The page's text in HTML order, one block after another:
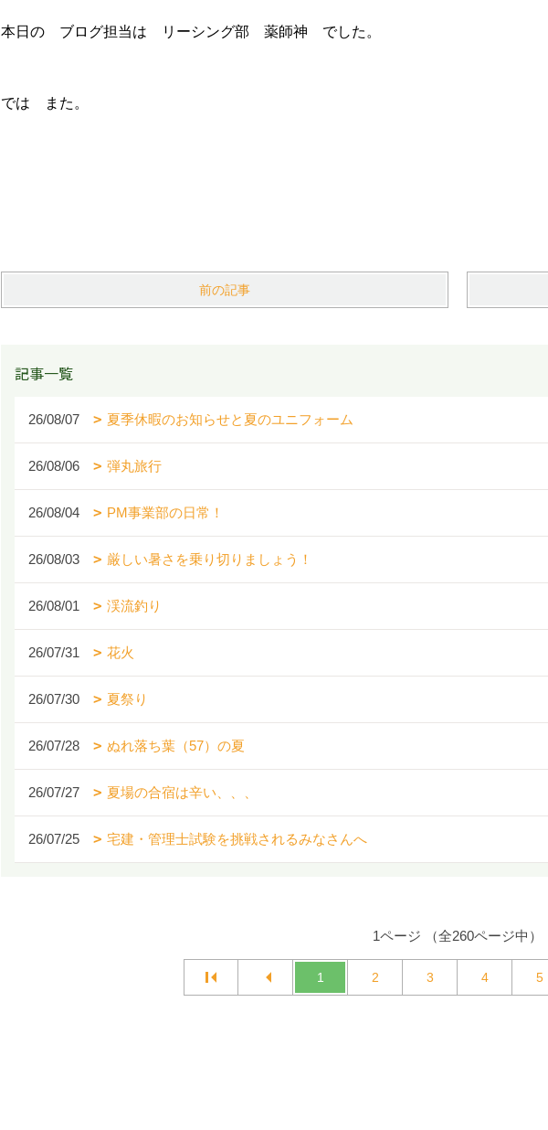
本日の ブログ担当は リーシング部 薬師神 でした。
では また。
前の記事
記事一覧
26/08/07 夏季休暇のお知らせと夏のユニフォーム
26/08/06 弾丸旅行
26/08/04 PM事業部の日常！
26/08/03 厳しい暑さを乗り切りましょう！
26/08/01 渓流釣り
26/07/31 花火
26/07/30 夏祭り
26/07/28 ぬれ落ち葉（57）の夏
26/07/27 夏場の合宿は辛い、、、
26/07/25 宅建・管理士試験を挑戦されるみなさんへ
1ページ （全260ページ中）
1 2 3 4 5